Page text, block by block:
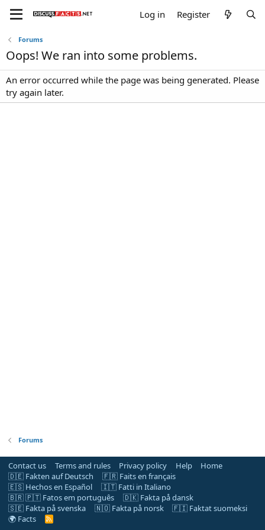
Log in Register
Forums
Oops! We ran into some problems.
An error occurred while the page was being generated. Please
try again later.
Forums
Contact us Terms and rules Privacy policy Help
Home
🇩🇪 Fakten auf Deutsch
🇫🇷 Faits en français
🇪🇸 Hechos en Español
🇮🇹 Fatti in Italiano
🇧🇷 🇵🇹 Fatos em português
🇩🇰 Fakta på dansk
🇸🇪 Fakta på svenska
🇳🇴 Fakta på norsk
🇫🇮 Faktat suomeksi
🌍 Facts
R